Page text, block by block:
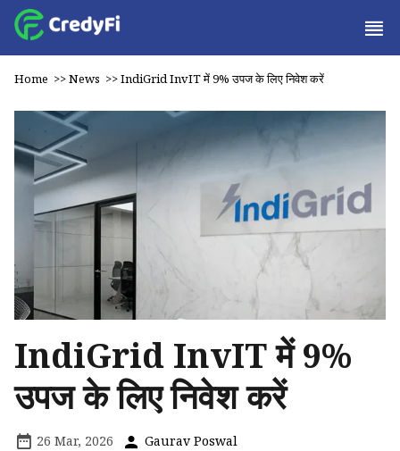
Home >>News >>IndiGrid InvIT में 9% उपज के लिए निवेश करें
IndiGrid InvIT में 9%
उपज के लिए निवेश करें
26 Mar, 2026 Gaurav Poswal